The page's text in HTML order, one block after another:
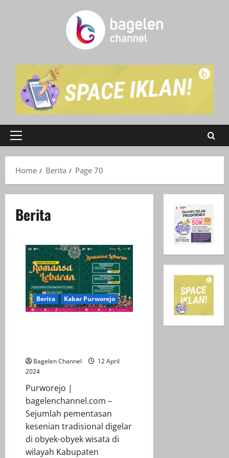
Primary
Home
Berita Page 70
Berita
Berita Kabar Purworejo
Bagelen Channel
12 April
2024
Purworejo |
bagelenchannel.com –
Sejumlah pementasan
kesenian tradisional digelar
di obyek-obyek wisata di
wilayah Kabupaten